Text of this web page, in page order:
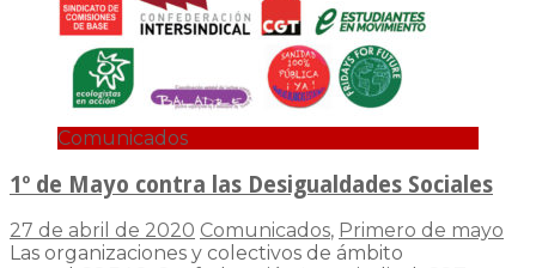
Comunicados
1º de Mayo contra las Desigualdades Sociales
27 de abril de 2020 Comunicados, Primero de mayo
Las organizaciones y colectivos de ámbito